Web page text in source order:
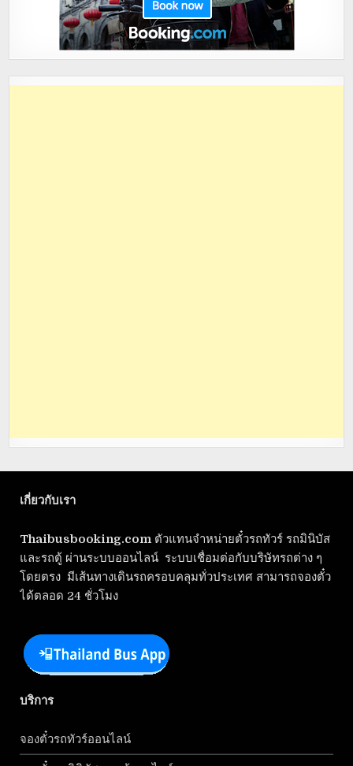
เกี่ยวกับเรา
Thaibusbooking.com ตัวแทนจำหน่ายตั๋วรถทัวร์ รถมินิบัส
และรถตู้ ผ่านระบบออนไลน์ ระบบเชื่อมต่อกับบริษัทรถต่าง ๆ
โดยตรง มีเส้นทางเดินรถครอบคลุมทั่วประเทศ สามารถจองตั๋ว
ได้ตลอด 24 ชั่วโมง
บริการ
จองตั๋วรถทัวร์ออนไลน์